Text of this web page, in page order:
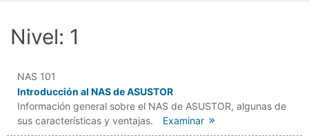
Nivel: 1
NAS 101
Introducción al NAS de ASUSTOR
Información general sobre el NAS de ASUSTOR, algunas de
sus características y ventajas.
Examinar